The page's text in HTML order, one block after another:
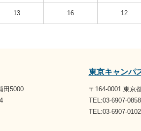
13 16 12
田5000
東京キャンパ
〒164-0001 東京
TEL:03-6907-
TEL:03-6907-